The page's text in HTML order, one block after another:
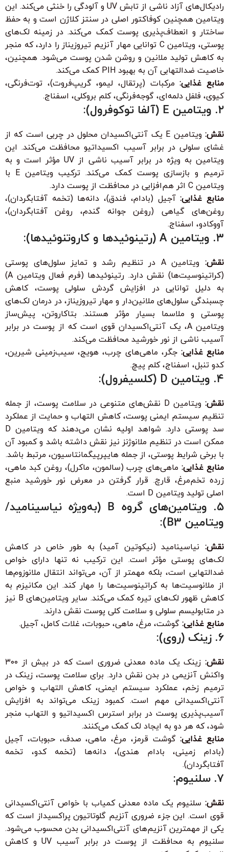
رادیکال‌های آزاد ناشی از تابش UV و آلودگی را خنثی می‌کند. این
ویتامین همچنین کوفاکتور اصلی در سنتز کلاژن است و به حفظ
ساختار و انعطاف‌پذیری پوست کمک می‌کند. در زمینه لک‌های
پوستی، ویتامین C توانایی مهار آنزیم تیروزیناز را دارد، که منجر
به کاهش تولید ملانین و روشن شدن پوست می‌شود. همچنین،
خاصیت ضدالتهابی آن به بهبود PIH کمک می‌کند.
منابع غذایی:مرکبات (پرتقال، لیمو، گریپ‌فروت)، توت‌فرنگی،
کیوی، فلفل دلمه‌ای، گوجه‌فرنگی، کلم بروکلی، اسفناج.
۲. ویتامین E (آلفا توکوفرول):
نقش:
ویتامین E یک آنتی‌اکسیدان محلول در چربی است که از
غشای سلولی در برابر آسیب اکسیداتیو محافظت می‌کند. این
ویتامین به ویژه در برابر آسیب ناشی از UV مؤثر است و به
ترمیم و بازسازی پوست کمک می‌کند. ترکیب ویتامین E با
ویتامین C اثر هم‌افزایی در محافظت از پوست دارد.
منابع غذایی:آجیل (بادام، فندق)، دانه‌ها (تخمه آفتابگردان)،
روغن‌های گیاهی (روغن جوانه گندم، روغن آفتابگردان)،
آووکادو، اسفناج.
۳. ویتامین A (رتینوئیدها و کاروتنوئیدها):
نقش:
ویتامین A در تنظیم رشد و تمایز سلول‌های پوستی
(کراتینوسیت‌ها) نقش دارد. رتینوئیدها (فرم فعال ویتامین A)
به دلیل توانایی در افزایش گردش سلولی پوست، کاهش
چسبندگی سلول‌های ملانین‌دار و مهار تیروزیناز، در درمان لک‌های
پوستی و ملاسما بسیار مؤثر هستند. بتاکاروتن، پیش‌ساز
ویتامین A، یک آنتی‌اکسیدان قوی است که از پوست در برابر
آسیب ناشی از نور خورشید محافظت می‌کند.
منابع غذایی: جگر، ماهی‌های چرب، هویج، سیب‌زمینی شیرین،
کدو تنبل، اسفناج، کلم پیچ.
۴. ویتامین D (کلسیفرول):
نقش:
ویتامین D نقش‌های متنوعی در سلامت پوست، از جمله
تنظیم سیستم ایمنی پوست، کاهش التهاب و حمایت از عملکرد
سد پوستی دارد. شواهد اولیه نشان می‌دهند که ویتامین D
ممکن است در تنظیم ملانوژنز نیز نقش داشته باشد و کمبود آن
با برخی شرایط پوستی، از جمله هایپرپیگمانتاسیون، مرتبط باشد.
منابع غذایی:ماهی‌های چرب (سالمون، ماکرل)، روغن کبد ماهی،
زرده تخم‌مرغ، قارچ. قرار گرفتن در معرض نور خورشید منبع
اصلی تولید ویتامین D است.
۵. ویتامین‌های گروه B (به‌ویژه نیاسینامید/
ویتامین B3):
نقش: نیاسینامید (نیکوتین آمید) به طور خاص در کاهش
لک‌های پوستی مؤثر است. این ترکیب نه تنها دارای خواص
ضدالتهابی است، بلکه مهمتر از آن، می‌تواند انتقال ملانوزوم‌ها
از ملانوسیت‌ها به کراتینوسیت‌ها را مهار کند. این مکانیزم به
کاهش ظهور لک‌های تیره کمک می‌کند. سایر ویتامین‌های B نیز
در متابولیسم سلولی و سلامت کلی پوست نقش دارند.
منابع غذایی: گوشت، مرغ، ماهی، حبوبات، غلات کامل، آجیل.
۶. زینک (روی):
نقش:
زینک یک ماده معدنی ضروری است که در بیش از ۳۰۰
واکنش آنزیمی در بدن نقش دارد. برای سلامت پوست، زینک در
ترمیم زخم، عملکرد سیستم ایمنی، کاهش التهاب و خواص
آنتی‌اکسیدانی مهم است. کمبود زینک می‌تواند به افزایش
آسیب‌پذیری پوست در برابر استرس اکسیداتیو و التهاب منجر
شود، که هر دو به ایجاد لک کمک می‌کنند.
منابع غذایی:گوشت قرمز، مرغ، ماهی، صدف، حبوبات، آجیل
(بادام زمینی، بادام هندی)، دانه‌ها (تخمه کدو، تخمه
آفتابگردان).
۷. سلنیوم:
نقش: سلنیوم یک ماده معدنی کمیاب با خواص آنتی‌اکسیدانی
قوی است. این جزء ضروری آنزیم گلوتاتیون پراکسیداز است که
یکی از مهمترین آنزیم‌های آنتی‌اکسیدانی بدن محسوب می‌شود.
سلنیوم به محافظت از پوست در برابر آسیب UV و کاهش